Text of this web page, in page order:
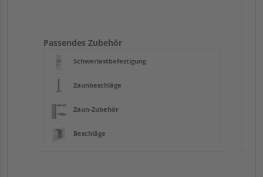
Passendes Zubehör
Schwerlastbefestigung
Zaunbeschläge
Zaun-Zubehör
Beschläge